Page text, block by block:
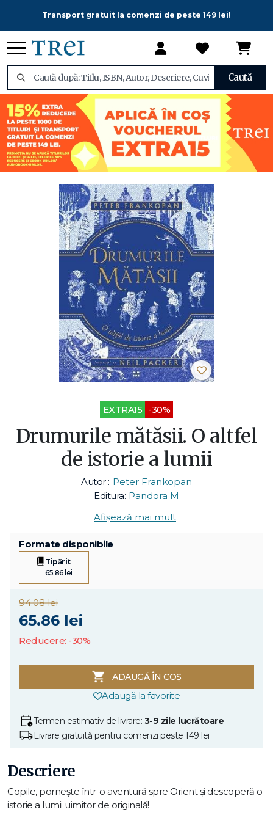
Transport gratuit la comenzi de peste 149 lei!
Caută
EXTRA15 -30%
Drumurile mătăsii. O altfel
de istorie a lumii
Autor : Peter Frankopan
Editura: Pandora M
Afișează mai mult
Formate disponibile
Tipărit
65.86 lei
94.08 lei
65.86 lei
Reducere: -30%
ADAUGĂ ÎN COȘ
Adaugă la favorite
Termen estimativ de livrare: 3-9 zile lucrătoare
Livrare gratuită pentru comenzi peste 149 lei
Descriere
Copile, pornește într-o aventură spre Orient și descoperă o
istorie a lumii uimitor de originală!